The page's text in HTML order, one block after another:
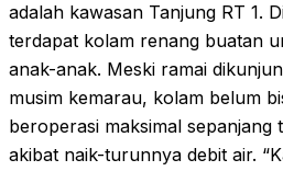
adalah kawasan Tanjung RT 1.
terdapat kolam renang buatan
anak-anak. Meski ramai
musim kemarau, kolam belum
beroperasi maksimal sepanjang
akibat naik-turunnya debit air.